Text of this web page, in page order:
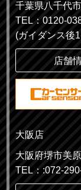
千葉県八千代
TEL：0120-
(ガイダンス後
店舗
大阪店
大阪府堺市美
TEL：:072-